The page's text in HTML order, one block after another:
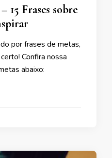
15 Frases sobre
por frases de metas,
Confira nossa
abaixo: